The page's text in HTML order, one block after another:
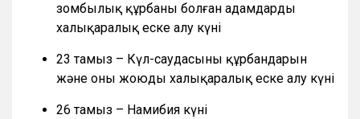
зомбылық құрбаны болған адамдарды
халықаралық еске алу күні
23 тамыз – Күл-саудасының құрбандарын
және оны жоюды халықаралық еске алу күні
26 тамыз – Намибия күні